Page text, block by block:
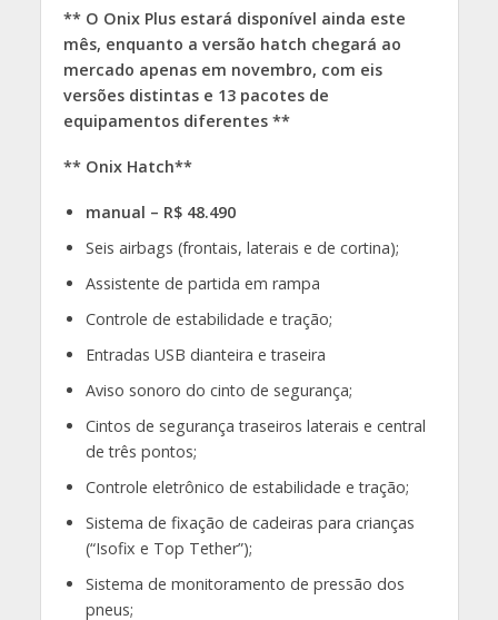
** O Onix Plus estará disponível ainda este
mês, enquanto a versão hatch chegará ao
mercado apenas em novembro, com eis
versões distintas e 13 pacotes de
equipamentos diferentes **
** Onix Hatch**
manual – R$ 48.490
Seis airbags (frontais, laterais e de cortina);
Assistente de partida em rampa
Controle de estabilidade e tração;
Entradas USB dianteira e traseira
Aviso sonoro do cinto de segurança;
Cintos de segurança traseiros laterais e central
de três pontos;
Controle eletrônico de estabilidade e tração;
Sistema de fixação de cadeiras para crianças
(“Isofix e Top Tether”);
Sistema de monitoramento de pressão dos
pneus;